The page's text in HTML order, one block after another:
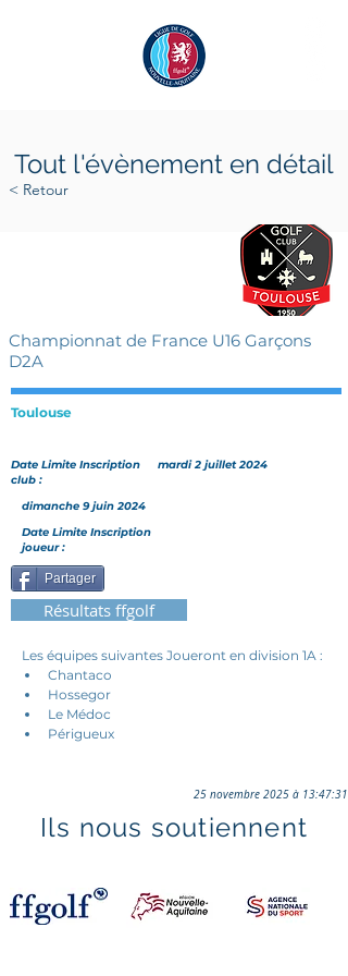
Tout l'évènement en détail
< Retour
Championnat de France U16 Garçons
D2A
Toulouse
Date Limite Inscription
club :
mardi 2 juillet 2024
dimanche 9 juin 2024
Date Limite Inscription
joueur :
Partager
Résultats ffgolf
Les équipes suivantes Joueront en division 1A :
Chantaco
Hossegor
Le Médoc
Périgueux
25 novembre 2025 à 13:47:31
Ils nous soutiennent